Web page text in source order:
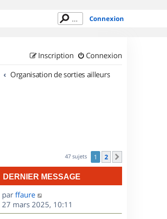
Connexion
Connexion
Inscription
Organisation de sorties ailleurs
47 sujets 1 2
DERNIER MESSAGE
D
e
r
par ffaure
27 mars 2025, 10:11